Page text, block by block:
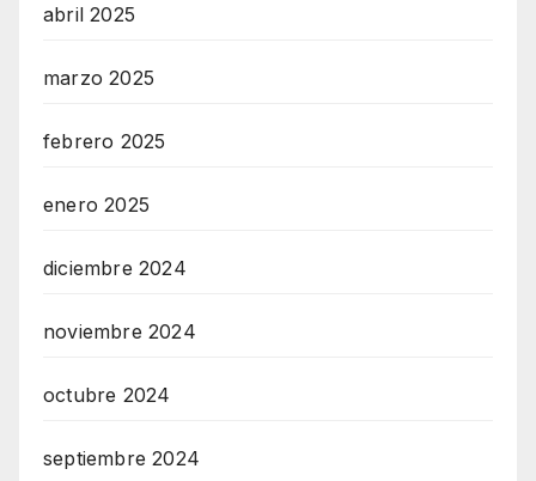
abril 2025
marzo 2025
febrero 2025
enero 2025
diciembre 2024
noviembre 2024
octubre 2024
septiembre 2024